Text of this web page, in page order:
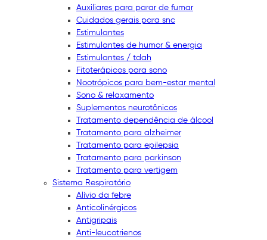
Auxiliares para parar de fumar
Cuidados gerais para snc
Estimulantes
Estimulantes de humor & energia
Estimulantes / tdah
Fitoterápicos para sono
Nootrópicos para bem-estar mental
Sono & relaxamento
Suplementos neurotônicos
Tratamento dependência de álcool
Tratamento para alzheimer
Tratamento para epilepsia
Tratamento para parkinson
Tratamento para vertigem
Sistema Respiratório
Alívio da febre
Anticolinérgicos
Antigripais
Anti-leucotrienos